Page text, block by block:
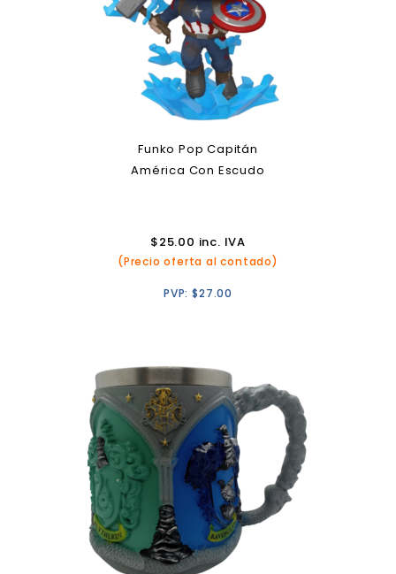
Funko Pop Capitán
América Con Escudo
$25.00 inc. IVA
(Precio oferta al contado)
PVP:$27.00